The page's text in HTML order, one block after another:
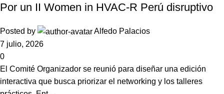
Por un II Women in HVAC-R Perú disruptivo
Posted by
Alfedo Palacios
7 julio, 2026
0
El Comité Organizador se reunió para diseñar una edición
interactiva que busca priorizar el networking y los talleres